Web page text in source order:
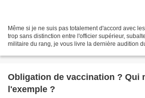
Même si je ne suis pas totalement d'accord avec
trop sans distinction entre l'officier supérieur,
militaire du rang, je vous livre la dernière audition
Obligation de vaccination ? Qui
l'exemple ?